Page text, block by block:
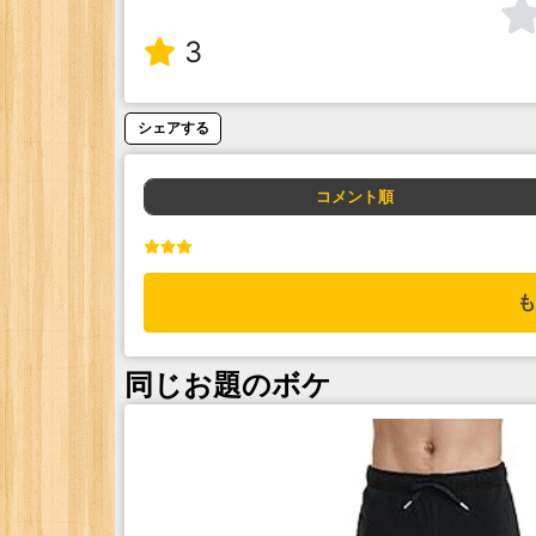
3
シェアする
コメント順
同じお題のボケ